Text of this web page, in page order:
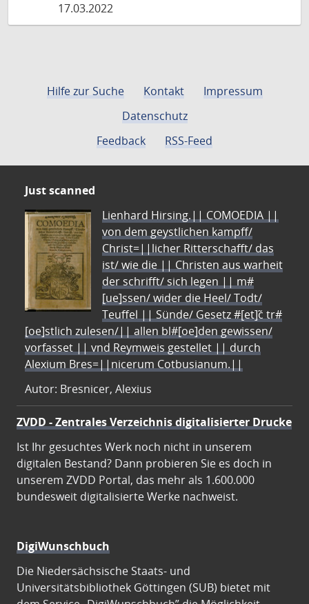
17.03.2022
Hilfe zur Suche Kontakt
Impressum
Datenschutz
Feedback
RSS-Feed
Just scanned
Lienhard Hirsing.|| COMOEDIA ||
von dem geystlichen kampff/
Christ=||licher Ritterschafft/ das
ist/ wie die || Christen aus warheit
der schrifft/ sich legen || m#
[ue]ssen/ wider die Heel/ Todt/
Teuffel || Sünde/ Gesetz #[et]c̃ tr#
[oe]stlich zulesen/|| allen bl#[oe]den gewissen/
vorfasset || vnd Reymweis gestellet || durch
Alexium Bres=||nicerum Cotbusianum.||
Autor: Bresnicer, Alexius
ZVDD - Zentrales Verzeichnis digitalisierter Drucke
Ist Ihr gesuchtes Werk noch nicht in unserem
digitalen Bestand? Dann probieren Sie es doch in
unserem ZVDD Portal, das mehr als 1.600.000
bundesweit digitalisierte Werke nachweist.
DigiWunschbuch
Die Niedersächsische Staats- und
Universitätsbibliothek Göttingen (SUB) bietet mit